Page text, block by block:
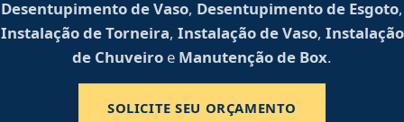
Desentupimento de Vaso, Desentupimento de Esgoto,
Instalação de Torneira, Instalação de Vaso, Instalação
de Chuveiro e Manutenção de Box.
SOLICITE SEU ORÇAMENTO